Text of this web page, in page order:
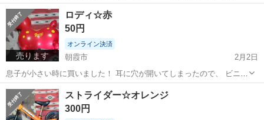
セットです！！ ノークレーム・ノーリターンでお願い致します 詳しく
はプロフィールを読んでみてください。
埼玉 朝霞市 家具
売ります
ロディ☆赤
50円
オンライン決済
朝霞市
2月2日
息子が小さい時に買いました！ 耳に穴が開いてしまったので、 ビニー
ルテープで手当てしてます。 空気入れが無くなってしまったので空気
を入るてのお渡しは出来ませんが、五歳の息子でもまだまだ乗れま
す！ ノークレーム・ノーリター...
埼玉 朝霞市 ロディ
ストライダー☆オレンジ
300円